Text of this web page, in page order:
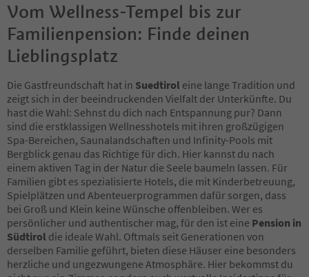
30
31
32
33
34
35
36
37
38
39
40
41
42
43
44
45
46
47
48
49
Vom Wellness-Tempel bis zur
Familienpension: Finde deinen
Lieblingsplatz
Die Gastfreundschaft hat in Suedtirol eine lange Tradition und
zeigt sich in der beeindruckenden Vielfalt der Unterkünfte. Du
hast die Wahl: Sehnst du dich nach Entspannung pur? Dann
sind die erstklassigen Wellnesshotels mit ihren großzügigen
Spa-Bereichen, Saunalandschaften und Infinity-Pools mit
Bergblick genau das Richtige für dich. Hier kannst du nach
einem aktiven Tag in der Natur die Seele baumeln lassen. Für
Familien gibt es spezialisierte Hotels, die mit Kinderbetreuung,
Spielplätzen und Abenteuerprogrammen dafür sorgen, dass
bei Groß und Klein keine Wünsche offenbleiben. Wer es
persönlicher und authentischer mag, für den ist eine Pension in
Südtirol die ideale Wahl. Oftmals seit Generationen von
derselben Familie geführt, bieten diese Häuser eine besonders
herzliche und ungezwungene Atmosphäre. Hier bekommst du